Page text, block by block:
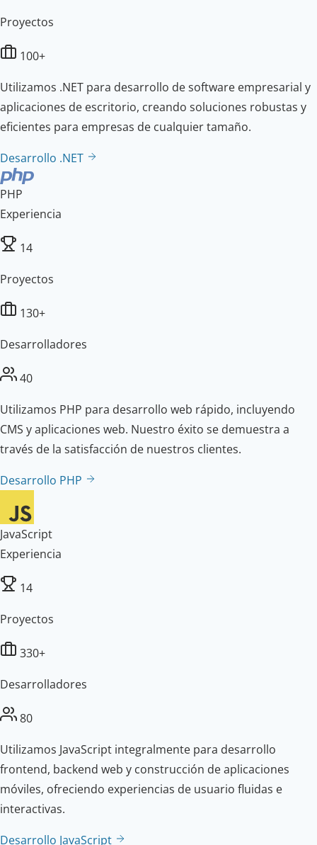
Proyectos
100+
Utilizamos .NET para desarrollo de software empresarial y
aplicaciones de escritorio, creando soluciones robustas y
eficientes para empresas de cualquier tamaño.
Desarrollo .NET
PHP
Experiencia
14
Proyectos
130+
Desarrolladores
40
Utilizamos PHP para desarrollo web rápido, incluyendo
CMS y aplicaciones web. Nuestro éxito se demuestra a
través de la satisfacción de nuestros clientes.
Desarrollo PHP
JavaScript
Experiencia
14
Proyectos
330+
Desarrolladores
80
Utilizamos JavaScript integralmente para desarrollo
frontend, backend web y construcción de aplicaciones
móviles, ofreciendo experiencias de usuario fluidas e
interactivas.
Desarrollo JavaScript